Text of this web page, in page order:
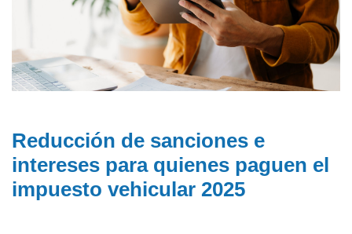
Reducción de sanciones e
intereses para quienes paguen el
impuesto vehicular 2025